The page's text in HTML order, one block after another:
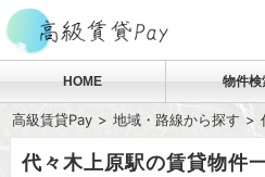
HOME 物件検
高級賃貸Pay 地域・路線から探す
代々木上原駅の賃貸物件